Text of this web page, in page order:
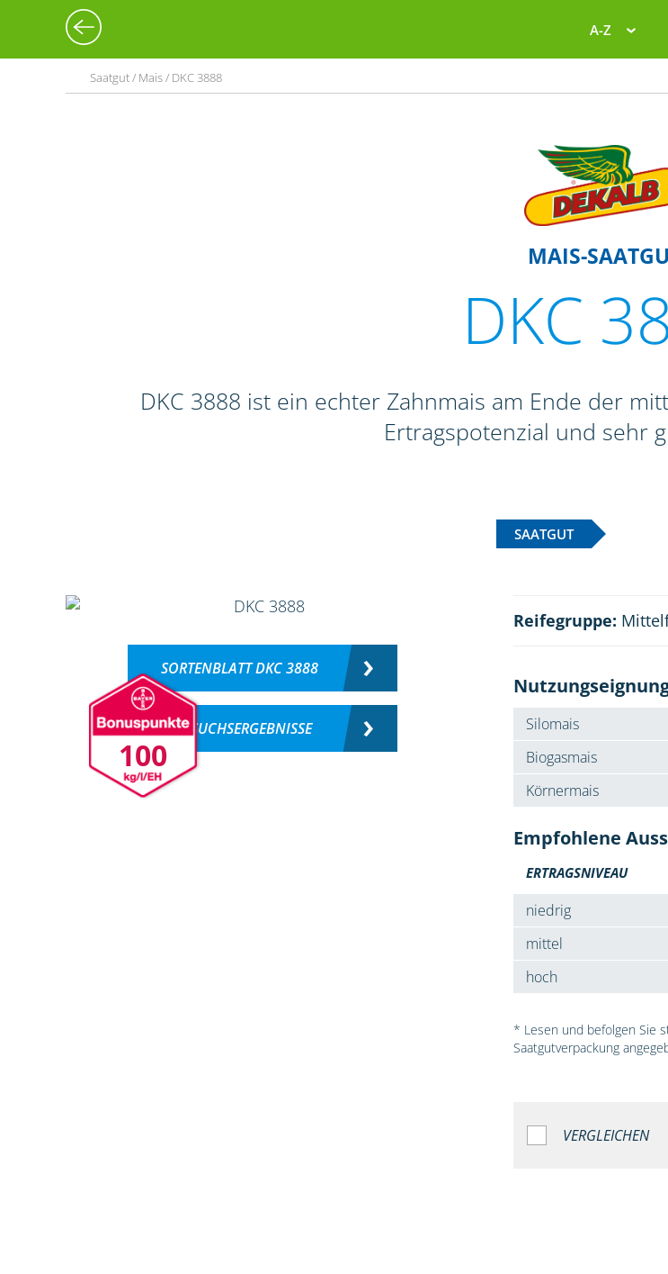
A-Z
Saatgut / Mais / DKC 3888
MAIS-
DKC
DKC 3888 ist ein echter Zahnmais am Ende der
Ertragspotenzial und sehr
SAATGUT
100
SORTENBLATT DKC 3888
VERSUCHSERGEBNISSE
Reifegruppe:
Silomais
Biogasmais
Körnermais
Empfohlene
ERTRAGSNIVEAU
niedrig
mittel
hoch
* Lesen und befolgen Sie
Saatgutverpackung
VERGLEICHEN